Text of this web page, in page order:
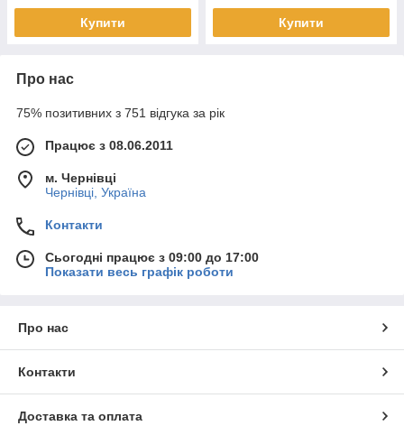
Купити Купити
Про нас
75% позитивних з 751 відгука за рік
Працює з 08.06.2011
м. Чернівці
Чернівці, Україна
Контакти
Сьогодні працює з 09:00 до 17:00
Показати весь графік роботи
Про нас
Контакти
Доставка та оплата